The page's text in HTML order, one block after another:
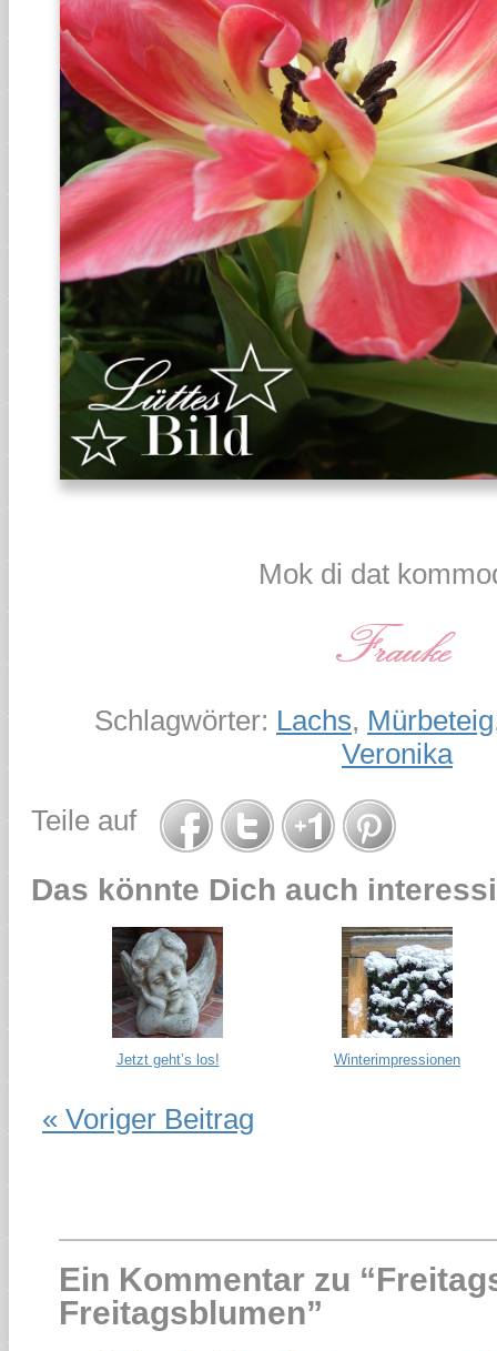
Mok di dat
Schlagwörter: Lachs, Mürbeteig
Veronika
Teile auf
Das könnte Dich auch
Jetzt geht’s los! Winterimpressionen
« Voriger Beitrag
Ein Kommentar zu “
Freitagsblumen”